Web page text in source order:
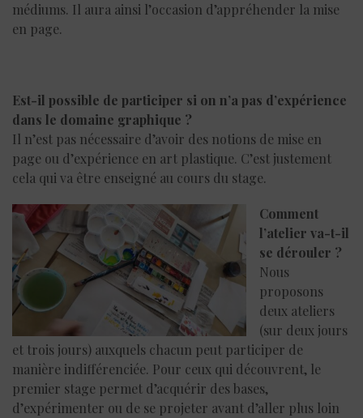
médiums. Il aura ainsi l’occasion d’appréhender la mise
en page.
Est-il possible de participer si on n’a pas d’expérience
dans le domaine graphique ?
Il n’est pas nécessaire d’avoir des notions de mise en
page ou d’expérience en art plastique. C’est justement
cela qui va être enseigné au cours du stage.
Comment
l’atelier va-t-il
se dérouler ?
Nous
proposons
deux ateliers
(sur deux jours
et trois jours) auxquels chacun peut participer de
manière indifférenciée. Pour ceux qui découvrent, le
premier stage permet d’acquérir des bases,
d’expérimenter ou de se projeter avant d’aller plus loin